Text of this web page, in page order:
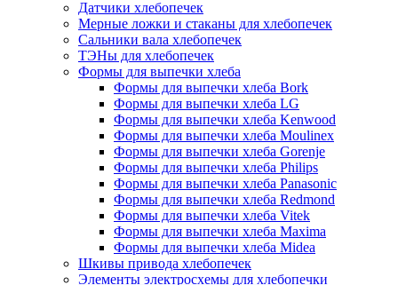
Датчики хлебопечек
Мерные ложки и стаканы для хлебопечек
Сальники вала хлебопечек
ТЭНы для хлебопечек
Формы для выпечки хлеба
Формы для выпечки хлеба Bork
Формы для выпечки хлеба LG
Формы для выпечки хлеба Kenwood
Формы для выпечки хлеба Moulinex
Формы для выпечки хлеба Gorenje
Формы для выпечки хлеба Philips
Формы для выпечки хлеба Panasonic
Формы для выпечки хлеба Redmond
Формы для выпечки хлеба Vitek
Формы для выпечки хлеба Maxima
Формы для выпечки хлеба Midea
Шкивы привода хлебопечек
Элементы электросхемы для хлебопечки